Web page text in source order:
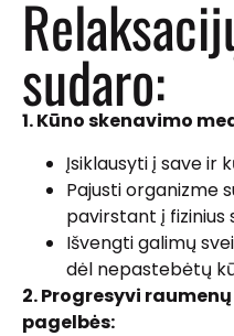
sudaro:
1. Kūno skenavimo
Įsiklausyti į save ir
Pajusti organizme
pavirstant į fizinius
Išvengti galimų
dėl nepastebėtų
2. Progresyvi
pagelbės: